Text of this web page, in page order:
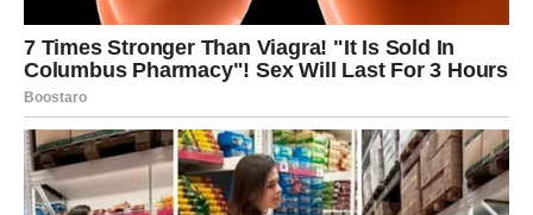
iskreno.
LAV – IZMEĐU ILUZIJE I
STVARNOSTI
Lavovi će morati da pogledaju istini u oči. Nešto što je